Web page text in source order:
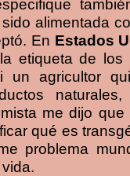
alimentada
En Estados
etiqueta de los
un agricultor
me dijo
qué es
problema